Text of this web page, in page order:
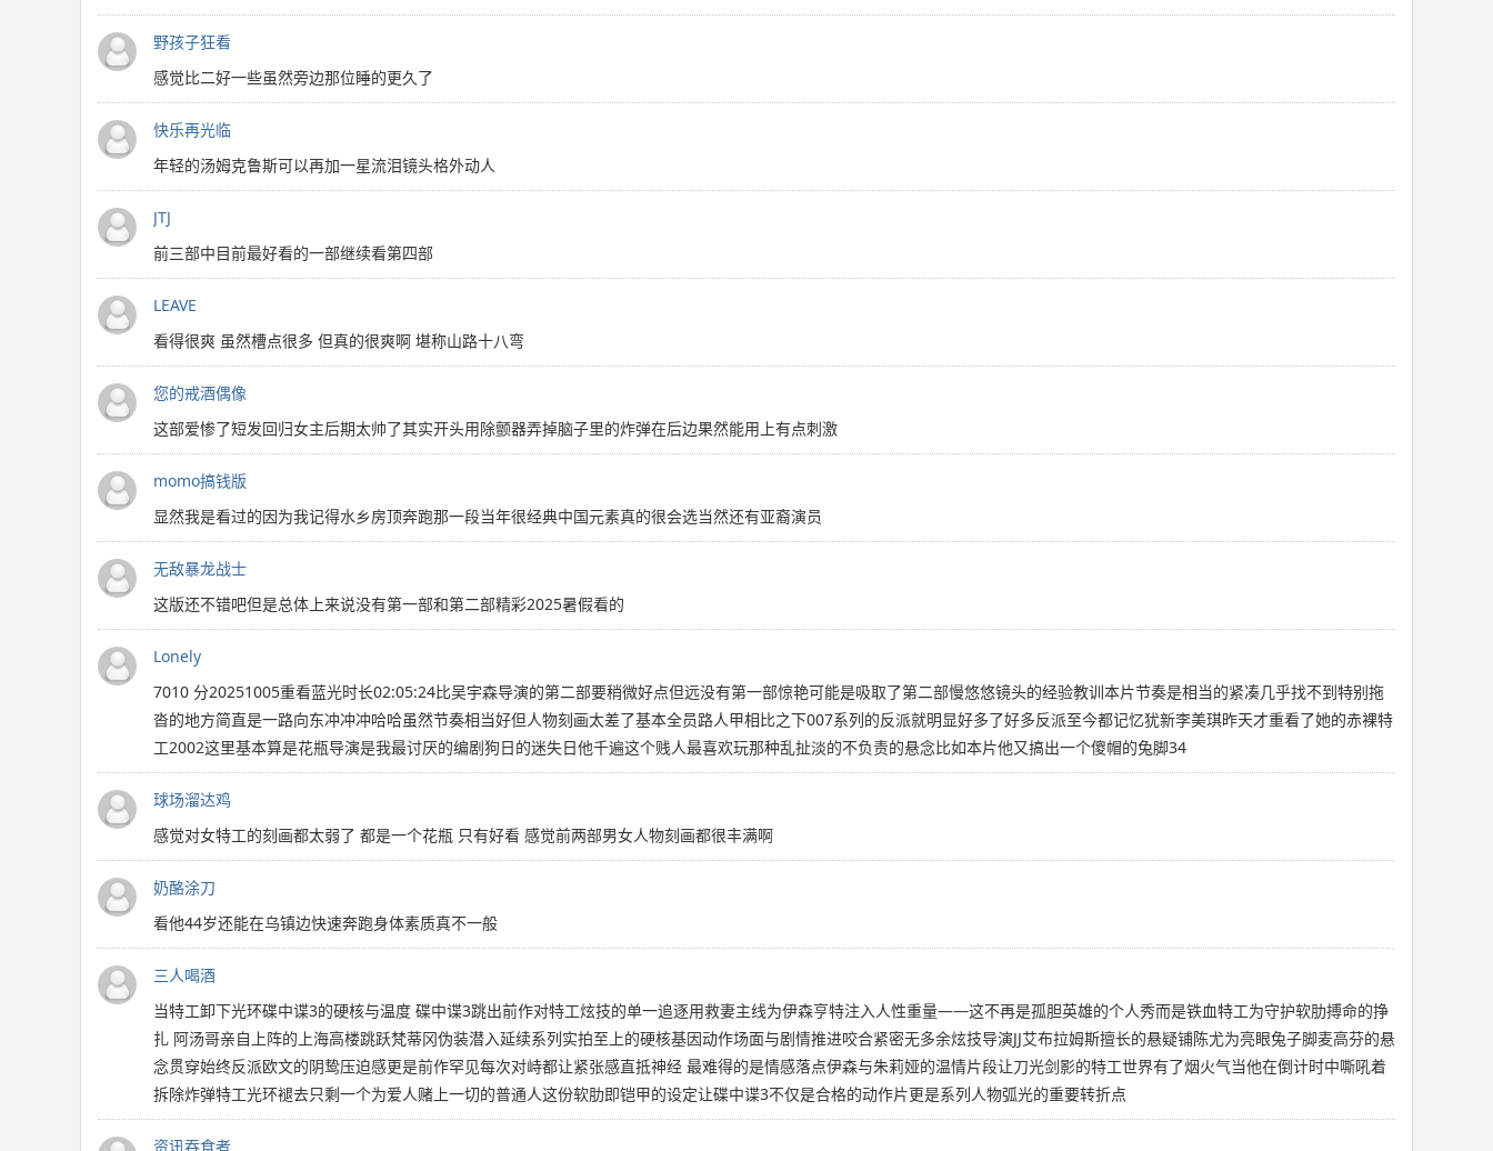
野孩子狂看
感觉比二好一些虽然旁边那位睡的更久了
快乐再光临
年轻的汤姆克鲁斯可以再加一星流泪镜头格外动人
JTJ
前三部中目前最好看的一部继续看第四部
LEAVE
看得很爽 虽然槽点很多 但真的很爽啊 堪称山路十八弯
您的戒酒偶像
这部爱惨了短发回归女主后期太帅了其实开头用除颤器弄掉脑子里的炸弹在后边果然能用上有点刺激
momo搞钱版
显然我是看过的因为我记得水乡房顶奔跑那一段当年很经典中国元素真的很会选当然还有亚裔演员
无敌暴龙战士
这版还不错吧但是总体上来说没有第一部和第二部精彩2025暑假看的
Lonely
7010 分20251005重看蓝光时长02:05:24比吴宇森导演的第二部要稍微好点但远没有第一部惊艳可能是吸取了第二部慢悠悠镜头的经验教训本片节奏是相当的紧凑几乎找不到特别拖
沓的地方简直是一路向东冲冲冲哈哈虽然节奏相当好但人物刻画太差了基本全员路人甲相比之下007系列的反派就明显好多了好多反派至今都记忆犹新李美琪昨天才重看了她的赤裸特
工2002这里基本算是花瓶导演是我最讨厌的编剧狗日的迷失日他千遍这个贱人最喜欢玩那种乱扯淡的不负责的悬念比如本片他又搞出一个傻帽的兔脚34
球场溜达鸡
感觉对女特工的刻画都太弱了 都是一个花瓶 只有好看 感觉前两部男女人物刻画都很丰满啊
奶酪涂刀
看他44岁还能在乌镇边快速奔跑身体素质真不一般
三人喝酒
当特工卸下光环碟中谍3的硬核与温度 碟中谍3跳出前作对特工炫技的单一追逐用救妻主线为伊森亨特注入人性重量——这不再是孤胆英雄的个人秀而是铁血特工为守护软肋搏命的挣
扎 阿汤哥亲自上阵的上海高楼跳跃梵蒂冈伪装潜入延续系列实拍至上的硬核基因动作场面与剧情推进咬合紧密无多余炫技导演JJ艾布拉姆斯擅长的悬疑铺陈尤为亮眼兔子脚麦高芬的悬
念贯穿始终反派欧文的阴鸷压迫感更是前作罕见每次对峙都让紧张感直抵神经 最难得的是情感落点伊森与朱莉娅的温情片段让刀光剑影的特工世界有了烟火气当他在倒计时中嘶吼着
拆除炸弹特工光环褪去只剩一个为爱人赌上一切的普通人这份软肋即铠甲的设定让碟中谍3不仅是合格的动作片更是系列人物弧光的重要转折点
资讯吞食者